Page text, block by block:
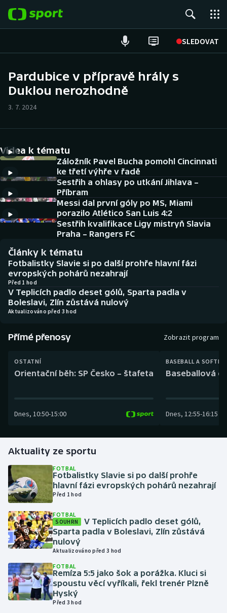
SLEDOVAT
Hokej
Cyklistika
DALŠÍ SPORTY
Americký fotbal
Baseball a softbal
Basketbal
Biatlon
Boby a skeleton
Box
Curling
Golf
Gymnastika
Házená
Jezdectví
Judo
Krasobruslení
Lezení
NEPŘEHLÉDNĚTE
Historické návraty
Aplikace ČT sport
AZ kvíz
Pardubice v přípravě hrály s
Duklou nerozhodně
3. 7. 2024
Videa k tématu
Záložník Pavel Bucha pomohl Cincinnati
ke třetí výhře v řadě
Sestřih a ohlasy po utkání Jihlava –
Příbram
Messi dal první góly po MS, Miami
porazilo Atlético San Luis 4:2
Sestřih kvalifikace Ligy mistryň Slavia
Praha – Rangers FC
Články k tématu
Fotbalistky Slavie si po další prohře hlavní fázi
evropských pohárů nezahrají
Před 1 hod
V Teplicích padlo deset gólů, Sparta padla v
Boleslavi, Zlín zůstává nulový
Aktualizováno před 3 hod
Přímé přenosy Zobrazit program
OSTATNÍ
Orientační běh: SP Česko – štafeta
Dnes, 10:50-15:00
BASEBALL A
Baseballová
Dnes, 12:55-16:15
Aktuality ze sportu
FOTBAL
Fotbalistky Slavie si po další prohře
hlavní fázi evropských pohárů nezahrají
Před 1 hod
FOTBAL
SOUHRN
V Teplicích padlo deset gólů,
Sparta padla v Boleslavi, Zlín zůstává
nulový
Aktualizováno před 3 hod
FOTBAL
Remíza 5:5 jako šok a porážka. Kluci si
spoustu věcí vyříkali, řekl trenér Plzně
Hyský
Před 3 hod